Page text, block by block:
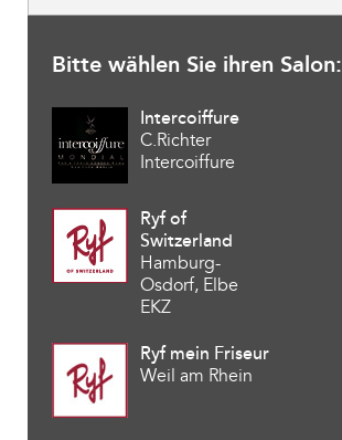
Bitte wählen Sie ihren Salon:
Intercoiffure
C.Richter
Intercoiffure
Ryf of
Switzerland
Hamburg-
Osdorf, Elbe
EKZ
Ryf mein Friseur
Weil am Rhein